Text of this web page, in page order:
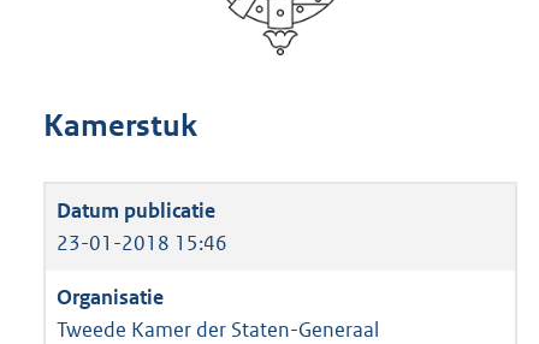
Kamerstuk
23-01-2018 15:46
Tweede Kamer der Staten-Generaal